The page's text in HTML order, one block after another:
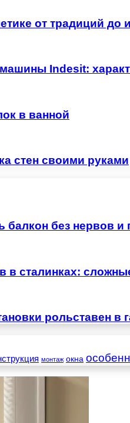
от традиций до
Indesit:
в ванной
стен своими руками
балкон без нервов
в сталинках:
рольставен в
монтаж окна